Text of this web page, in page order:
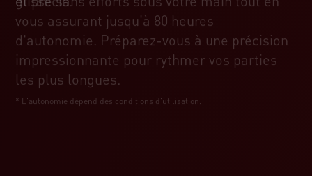
vous assurant jusqu'à 80 heures
d'autonomie. Préparez-vous à une précision
impressionnante pour rythmer vos parties
les plus longues.
* L'autonomie dépend des conditions d'utilisation.